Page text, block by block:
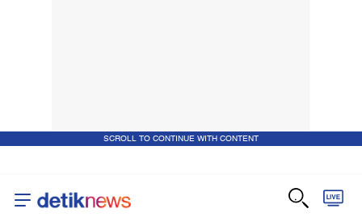
SCROLL TO CONTINUE WITH CONTENT